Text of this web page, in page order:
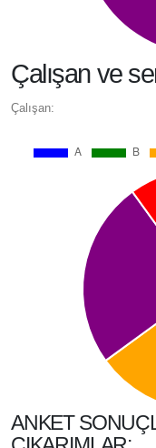
Çalışan ve
Çalışan:
ANKET